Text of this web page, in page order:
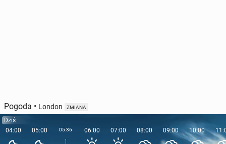
Pogoda • London ZMIANA
Dziś
04:00
05:00 05:36 06:00 07:00 08:00 09:00 10:00